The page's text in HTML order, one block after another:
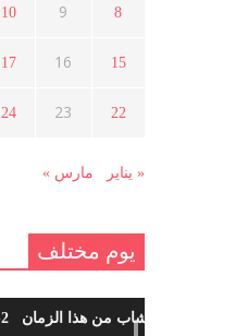
الثورة السورية ؟
في الثورة السورية ؟
8
9
10
15
16
17
22
23
24
« يناير مارس »
يوم مختلف
شاب من هذا الزمان 2-2